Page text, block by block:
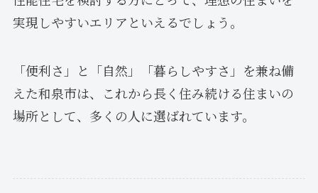
実現しやすいエリアといえるでしょう。
「便利さ」と「自然」「暮らしやすさ」を兼ね備
えた和泉市は、これから長く住み続ける住まいの
場所として、多くの人に選ばれています。